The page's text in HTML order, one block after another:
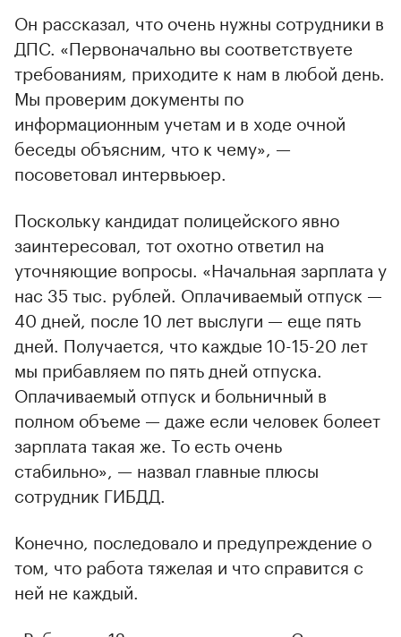
Он рассказал, что очень нужны сотрудники в
ДПС. «Первоначально вы соответствуете
требованиям, приходите к нам в любой день.
Мы проверим документы по
информационным учетам и в ходе очной
беседы объясним, что к чему», —
посоветовал интервьюер.
Поскольку кандидат полицейского явно
заинтересовал, тот охотно ответил на
уточняющие вопросы. «Начальная зарплата у
нас 35 тыс. рублей. Оплачиваемый отпуск —
40 дней, после 10 лет выслуги — еще пять
дней. Получается, что каждые 10-15-20 лет
мы прибавляем по пять дней отпуска.
Оплачиваемый отпуск и больничный в
полном объеме — даже если человек болеет
зарплата такая же. То есть очень
стабильно», — назвал главные плюсы
сотрудник ГИБДД.
Конечно, последовало и предупреждение о
том, что работа тяжелая и что справится с
ней не каждый.